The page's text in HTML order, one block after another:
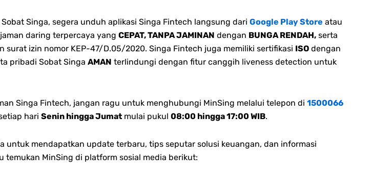
Singa, segera unduh aplikasi Singa Fintech langsung dari Google Play Store atau
daring terpercaya yang CEPAT, TANPA JAMINAN dengan BUNGA RENDAH, serta
surat izin nomor KEP-47/D.05/2020. Singa Fintech juga memiliki sertifikasi ISO dengan
pribadi Sobat Singa AMAN terlindungi dengan fitur canggih liveness detection untuk
Singa Fintech, jangan ragu untuk menghubungi MinSing melalui telepon di 1500066
hari Senin hingga Jumat mulai pukul 08:00 hingga 17:00 WIB.
mendapatkan update terbaru, tips seputar solusi keuangan, dan informasi
temukan MinSing di platform sosial media berikut: